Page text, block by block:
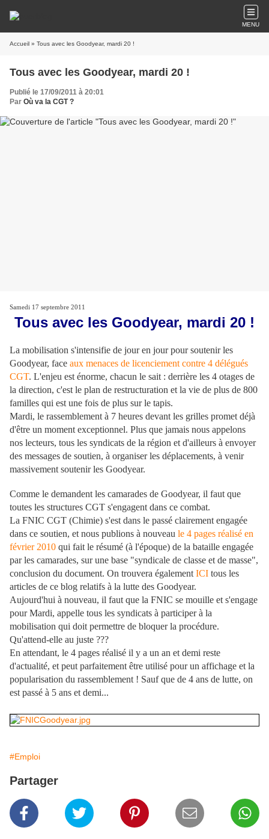
MENU
Accueil » Tous avec les Goodyear, mardi 20 !
Tous avec les Goodyear, mardi 20 !
Publié le 17/09/2011 à 20:01
Par Où va la CGT ?
Samedi 17 septembre 2011
Tous avec les Goodyear, mardi 20 !
La mobilisation s'intensifie de jour en jour pour soutenir les
Goodyear, face aux menaces de licenciement contre 4 délégués
CGT. L'enjeu est énorme, chacun le sait : derrière les 4 otages de
la direction, c'est le plan de restructuration et la vie de plus de 800
familles qui est une fois de plus sur le tapis.
Mardi, le rassemblement à 7 heures devant les grilles promet déjà
d'être un moment exceptionnel. Plus que jamais nous appelons
nos lecteurs, tous les syndicats de la région et d'ailleurs à envoyer
des messages de soutien, à organiser les déplacements, à venir
massivement soutenir les Goodyear.
Comme le demandent les camarades de Goodyear, il faut que
toutes les structures CGT s'engagent dans ce combat.
La FNIC CGT (Chimie) s'est dans le passé clairement engagée
dans ce soutien, et nous publions à nouveau le 4 pages réalisé en
février 2010 qui fait le résumé (à l'époque) de la bataille engagée
par les camarades, sur une base "syndicale de classe et de masse",
conclusion du document. On trouvera également ICI tous les
articles de ce blog relatifs à la lutte des Goodyear.
Aujourd'hui à nouveau, il faut que la FNIC se mouille et s'engage
pour Mardi, appelle tous les syndicats à participer à la
mobilisation qui doit permettre de bloquer la procédure.
Qu'attend-elle au juste ???
En attendant, le 4 pages réalisé il y a un an et demi reste
d'actualité, et peut parfaitement être utilisé pour un affichage et la
popularisation du rassemblement ! Sauf que de 4 ans de lutte, on
est passé à 5 ans et demi...
#Emploi
Partager